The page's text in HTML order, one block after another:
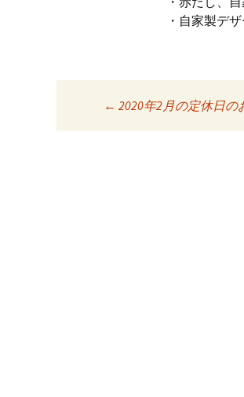
・自家製デザ
投稿ナビ
← 2020年2月の定休日の